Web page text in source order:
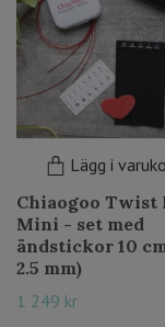
Lägg i
Chiaogoo Twist
Mini - set med
ändstickor 10
2.5 mm)
1 249 kr